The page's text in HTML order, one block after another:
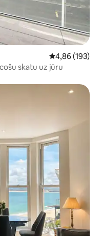
Vidējais
4,86 (193)
skatu uz jūru